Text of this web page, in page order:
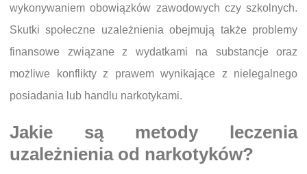
wykonywaniem obowiązków zawodowych czy szkolnych.
Skutki społeczne uzależnienia obejmują także problemy
finansowe związane z wydatkami na substancje oraz
możliwe konflikty z prawem wynikające z nielegalnego
posiadania lub handlu narkotykami.
Jakie są metody leczenia
uzależnienia od narkotyków?